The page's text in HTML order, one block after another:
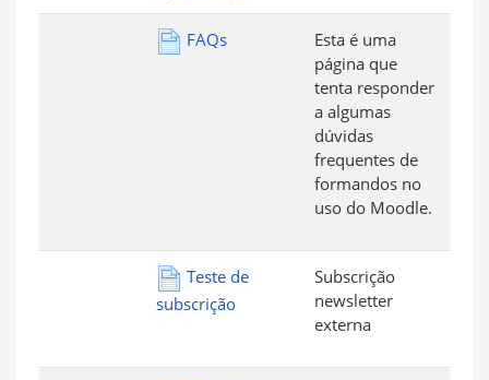
FAQs
Esta é uma
página que
tenta responder
a algumas
dúvidas
frequentes de
formandos no
uso do Moodle.
Teste de
subscrição
Subscrição
newsletter
externa